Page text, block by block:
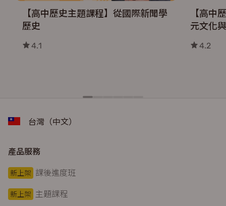
【高中歷史主題課程】從國際新聞學
歷史
4.1
【高中
元文化
4.2
台灣（中文）
產品服務
新上架 課後進度班
新上架 主題課程